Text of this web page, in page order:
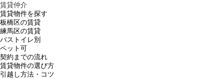
賃貸仲介
賃貸物件を探す
板橋区の賃貸
練馬区の賃貸
バストイレ別
ペット可
契約までの流れ
賃貸物件の選び方
引越し方法・コツ